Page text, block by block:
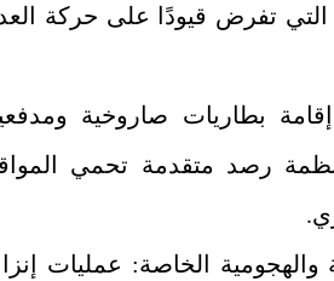
التي تفرض قيودًا على حركة
بطاريات صاروخية
رصد متقدمة تحمي
والهجومية الخاصة: عمليات